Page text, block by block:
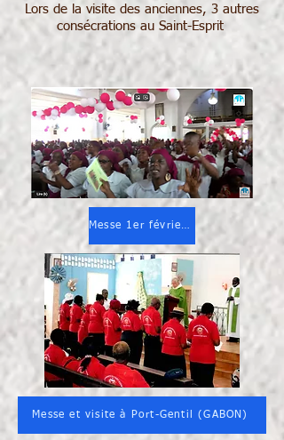
Lors de la visite des anciennes, 3 autres
consécrations au Saint-Esprit
Messe 1er février 2025 à Brazzsaville >
Messe et visite à Port-Gentil (GABON)